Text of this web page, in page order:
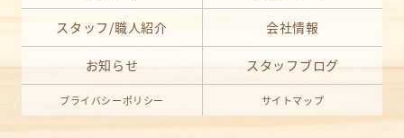
スタッフ/職人紹介 会社情報
お知らせ スタッフブログ
プライバシーポリシー サイトマップ